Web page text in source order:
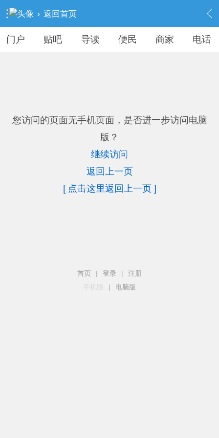
› 返回首页
门户 贴吧 导读 便民 商家 电话
您访问的页面无手机页面，是否进一步访问电脑
版？
继续访问
返回上一页
[ 点击这里返回上一页 ]
首页 | 登录 |
注册
手机版
| 电脑版